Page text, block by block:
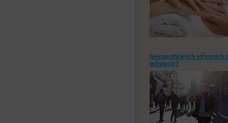
Nespecifických střevních
městech?